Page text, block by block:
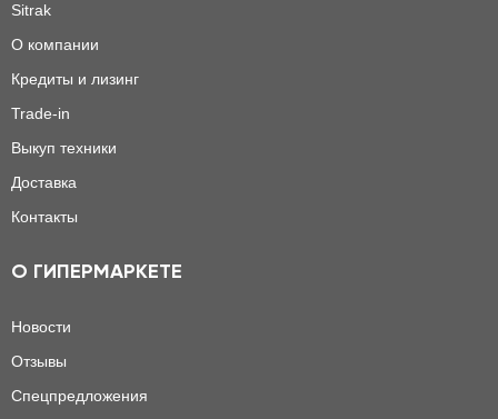
Sitrak
О компании
Кредиты и лизинг
Trade-in
Выкуп техники
Доставка
Контакты
О ГИПЕРМАРКЕТЕ
Новости
Отзывы
Спецпредложения